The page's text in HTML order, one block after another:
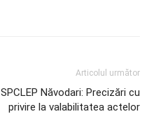
Articolul următor
SPCLEP Năvodari: Precizări cu
privire la valabilitatea actelor